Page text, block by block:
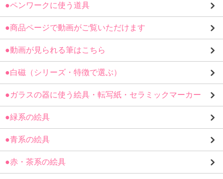
●ペンワークに使う道具
●商品ページで動画がご覧いただけます
●動画が見られる筆はこちら
●白磁（シリーズ・特徴で選ぶ）
●ガラスの器に使う絵具・転写紙・セラミックマーカー
●緑系の絵具
●青系の絵具
●赤・茶系の絵具